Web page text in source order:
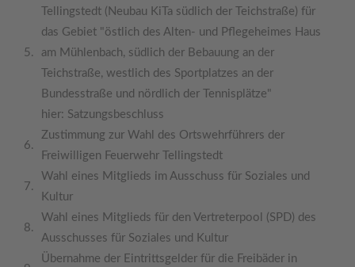
5.
Tellingstedt (Neubau KiTa südlich der Teichstraße) für
das Gebiet "östlich des Alten- und Pflegeheimes Haus
am Mühlenbach, südlich der Bebauung an der
Teichstraße, westlich des Sportplatzes an der
Bundesstraße und nördlich der Tennisplätze"
hier: Satzungsbeschluss
6.
Zustimmung zur Wahl des Ortswehrführers der
Freiwilligen Feuerwehr Tellingstedt
7.
Wahl eines Mitglieds im Ausschuss für Soziales und
Kultur
8.
Wahl eines Mitglieds für den Vertreterpool (SPD) des
Ausschusses für Soziales und Kultur
Übernahme der Eintrittsgelder für die Freibäder in